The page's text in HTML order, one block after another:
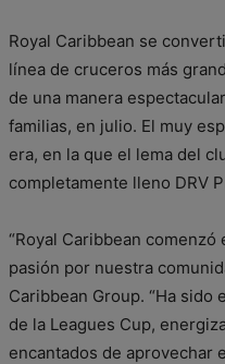
Royal Caribbean se
línea de cruceros más
de una manera
familias, en julio. El muy
era, en la que el lema del
completamente lleno DRV
“Royal Caribbean
pasión por nuestra
Caribbean Group. “Ha
de la Leagues Cup,
encantados de aprovechar